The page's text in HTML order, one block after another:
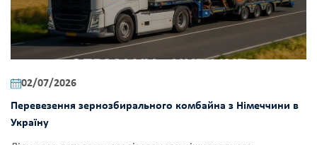
02/07/2026
Перевезення зернозбирального комбайна з Німеччини в
Україну